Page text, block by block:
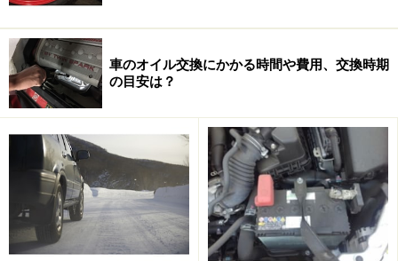
り、SDカードの容量がいっぱいになると、映像は自動的
に上書きされていく仕組みです。例えば、事故にあった
場合、録画した映像を保存しておかないと、上書きされ
てしまう可能性もあるわけです。
車のオイル交換にかかる時間や費用、交換時期
の目安は？